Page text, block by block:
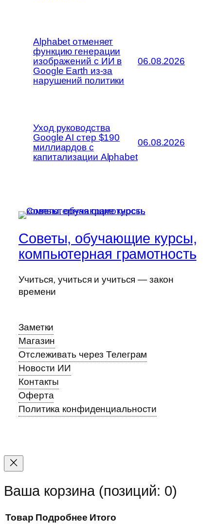
Alphabet отменяет
функцию генерации
изображений с ИИ в
Google Earth из-за
нарушений политики
06.08.2026
Уход руководства
Google AI стер $190
миллиардов с
капитализации Alphabet
06.08.2026
Советы, обучающие курсы,
компьютерная грамотность
Учиться, учиться и учиться — закон
времени
Заметки
Магазин
Отслеживать через Телеграм
Новости ИИ
Контакты
Оферта
Политика конфиденциальности
Прокрутка
вверх
Ваша корзина (позиций: 0)
Товар Подробнее Итого